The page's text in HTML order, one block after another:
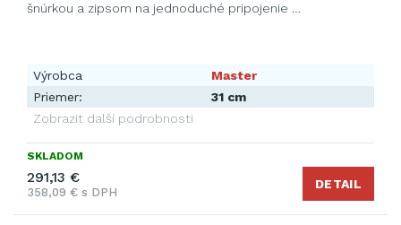
šnúrkou a zipsom na jednoduché pripojenie …
Výrobca
Master
Priemer:
31 cm
Zobrazit další podrobnosti
SKLADOM
291,13 €
358,09 € s DPH
DETAIL